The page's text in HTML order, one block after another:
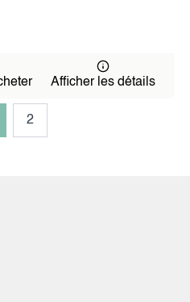
Afficher les détails
2